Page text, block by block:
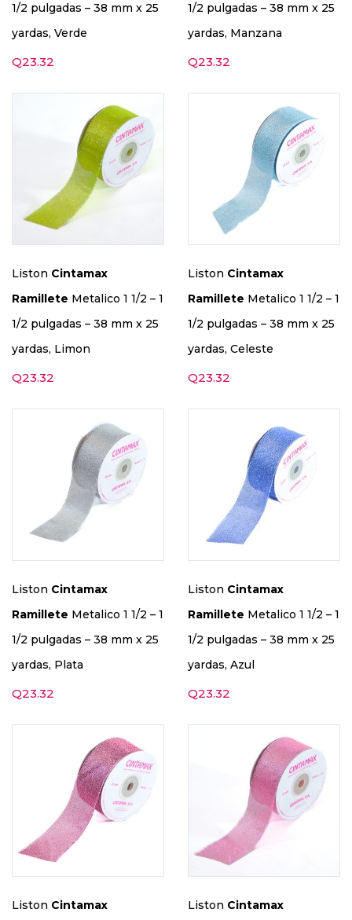
1/2 pulgadas – 38 mm x 25
yardas, Verde
Q23.32
1/2 pulgadas – 38 mm x 25
yardas, Manzana
Q23.32
Liston Cintamax
Ramillete Metalico 1 1/2 – 1
1/2 pulgadas – 38 mm x 25
yardas, Limon
Q23.32
Liston Cintamax
Ramillete Metalico 1 1/2 – 1
1/2 pulgadas – 38 mm x 25
yardas, Celeste
Q23.32
Liston Cintamax
Ramillete Metalico 1 1/2 – 1
1/2 pulgadas – 38 mm x 25
yardas, Plata
Q23.32
Liston Cintamax
Ramillete Metalico 1 1/2 – 1
1/2 pulgadas – 38 mm x 25
yardas, Azul
Q23.32
Liston Cintamax Liston Cintamax